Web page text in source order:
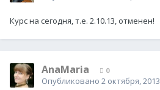
Курс на сегодня, т.е. 2.10.13, отменен!
AnaMaria 0
Опубликовано 2 октября, 2013